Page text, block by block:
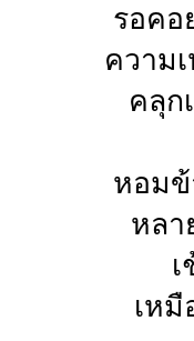
รอคอ
ความ
คลุก
หอมข้
หลา
เห